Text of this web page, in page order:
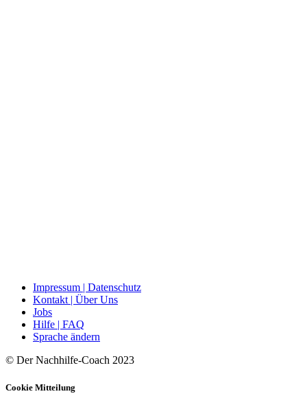
Impressum | Datenschutz
Kontakt | Über Uns
Jobs
Hilfe | FAQ
Sprache ändern
© Der Nachhilfe-Coach 2023
Cookie Mitteilung